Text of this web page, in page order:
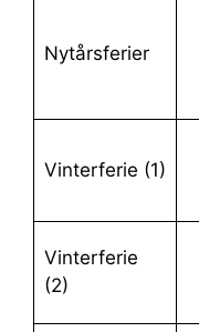
Nytårsferier
Vinterferie (1)
Vinterferie
(2)